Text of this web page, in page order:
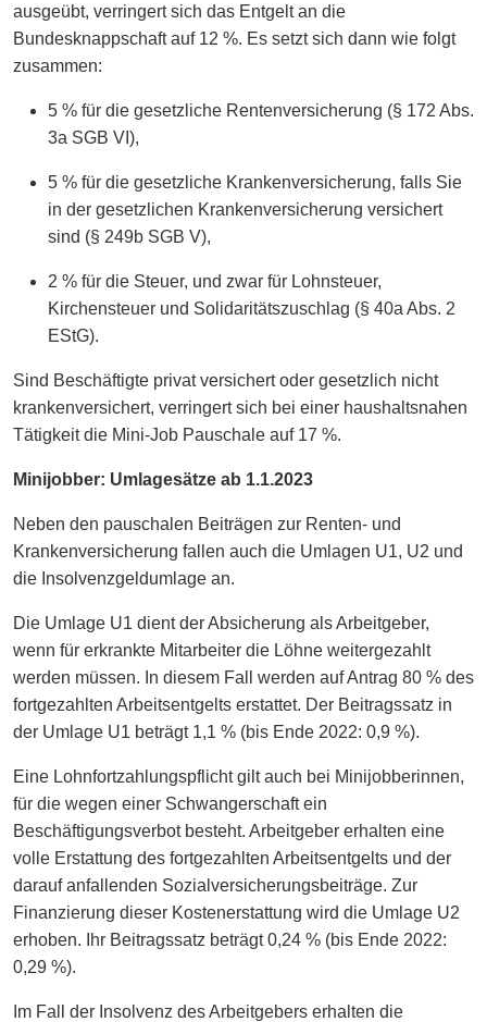
ausgeübt, verringert sich das Entgelt an die
Bundesknappschaft auf 12 %. Es setzt sich dann wie folgt
zusammen:
5 % für die gesetzliche Rentenversicherung (§ 172 Abs.
3a SGB VI),
5 % für die gesetzliche Krankenversicherung, falls Sie
in der gesetzlichen Krankenversicherung versichert
sind (§ 249b SGB V),
2 % für die Steuer, und zwar für Lohnsteuer,
Kirchensteuer und Solidaritätszuschlag (§ 40a Abs. 2
EStG).
Sind Beschäftigte privat versichert oder gesetzlich nicht
krankenversichert, verringert sich bei einer haushaltsnahen
Tätigkeit die Mini-Job Pauschale auf 17 %.
Minijobber: Umlagesätze ab 1.1.2023
Neben den pauschalen Beiträgen zur Renten- und
Krankenversicherung fallen auch die Umlagen U1, U2 und
die Insolvenzgeldumlage an.
Die Umlage U1 dient der Absicherung als Arbeitgeber,
wenn für erkrankte Mitarbeiter die Löhne weitergezahlt
werden müssen. In diesem Fall werden auf Antrag 80 % des
fortgezahlten Arbeitsentgelts erstattet. Der Beitragssatz in
der Umlage U1 beträgt 1,1 % (bis Ende 2022: 0,9 %).
Eine Lohnfortzahlungspflicht gilt auch bei Minijobberinnen,
für die wegen einer Schwangerschaft ein
Beschäftigungsverbot besteht. Arbeitgeber erhalten eine
volle Erstattung des fortgezahlten Arbeitsentgelts und der
darauf anfallenden Sozialversicherungsbeiträge. Zur
Finanzierung dieser Kostenerstattung wird die Umlage U2
erhoben. Ihr Beitragssatz beträgt 0,24 % (bis Ende 2022:
0,29 %).
Im Fall der Insolvenz des Arbeitgebers erhalten die